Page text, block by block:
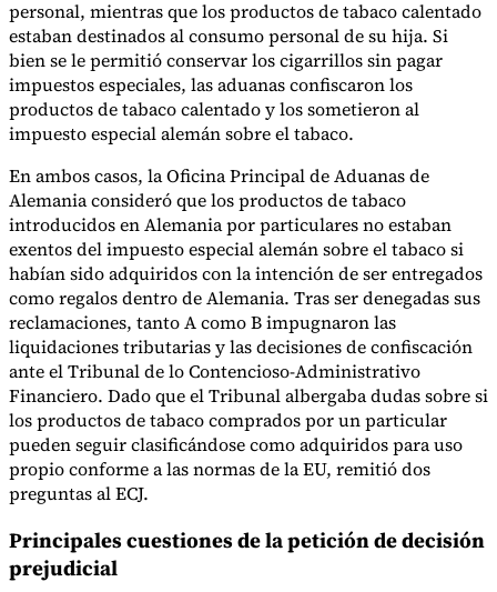
personal, mientras que los productos de tabaco calentado
estaban destinados al consumo personal de su hija. Si
bien se le permitió conservar los cigarrillos sin pagar
impuestos especiales, las aduanas confiscaron los
productos de tabaco calentado y los sometieron al
impuesto especial alemán sobre el tabaco.
En ambos casos, la Oficina Principal de Aduanas de
Alemania consideró que los productos de tabaco
introducidos en Alemania por particulares no estaban
exentos del impuesto especial alemán sobre el tabaco si
habían sido adquiridos con la intención de ser entregados
como regalos dentro de Alemania. Tras ser denegadas sus
reclamaciones, tanto A como B impugnaron las
liquidaciones tributarias y las decisiones de confiscación
ante el Tribunal de lo Contencioso-Administrativo
Financiero. Dado que el Tribunal albergaba dudas sobre si
los productos de tabaco comprados por un particular
pueden seguir clasificándose como adquiridos para uso
propio conforme a las normas de la EU, remitió dos
preguntas al ECJ.
Principales cuestiones de la petición de decisión
prejudicial